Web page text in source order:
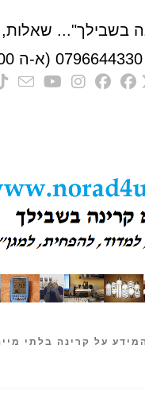
שאלות, הדרכה
קרינה בלתי מייננת